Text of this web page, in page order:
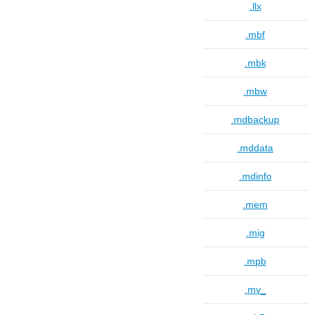
.llx
.mbf
.mbk
.mbw
.mdbackup
.mddata
.mdinfo
.mem
.mig
.mpb
.mv_